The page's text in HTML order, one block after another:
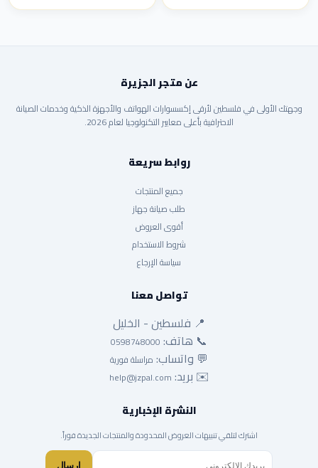
عن متجر الجزيرة
وجهتك الأولى في فلسطين لأرقى إكسسوارات الهواتف والأجهزة الذكية وخدمات الصيانة
الاحترافية بأعلى معايير التكنولوجيا لعام 2026.
روابط سريعة
جميع المنتجات
طلب صيانة جهاز
أقوى العروض
شروط الاستخدام
سياسة الإرجاع
تواصل معنا
📍 فلسطين - الخليل
📞 هاتف: 0598748000
💬 واتساب: مراسلة فورية
✉️ بريد: help@jzpal.com
النشرة الإخبارية
اشترك لتلقي تنبيهات العروض المحدودة والمنتجات الجديدة فوراً.
إرسال